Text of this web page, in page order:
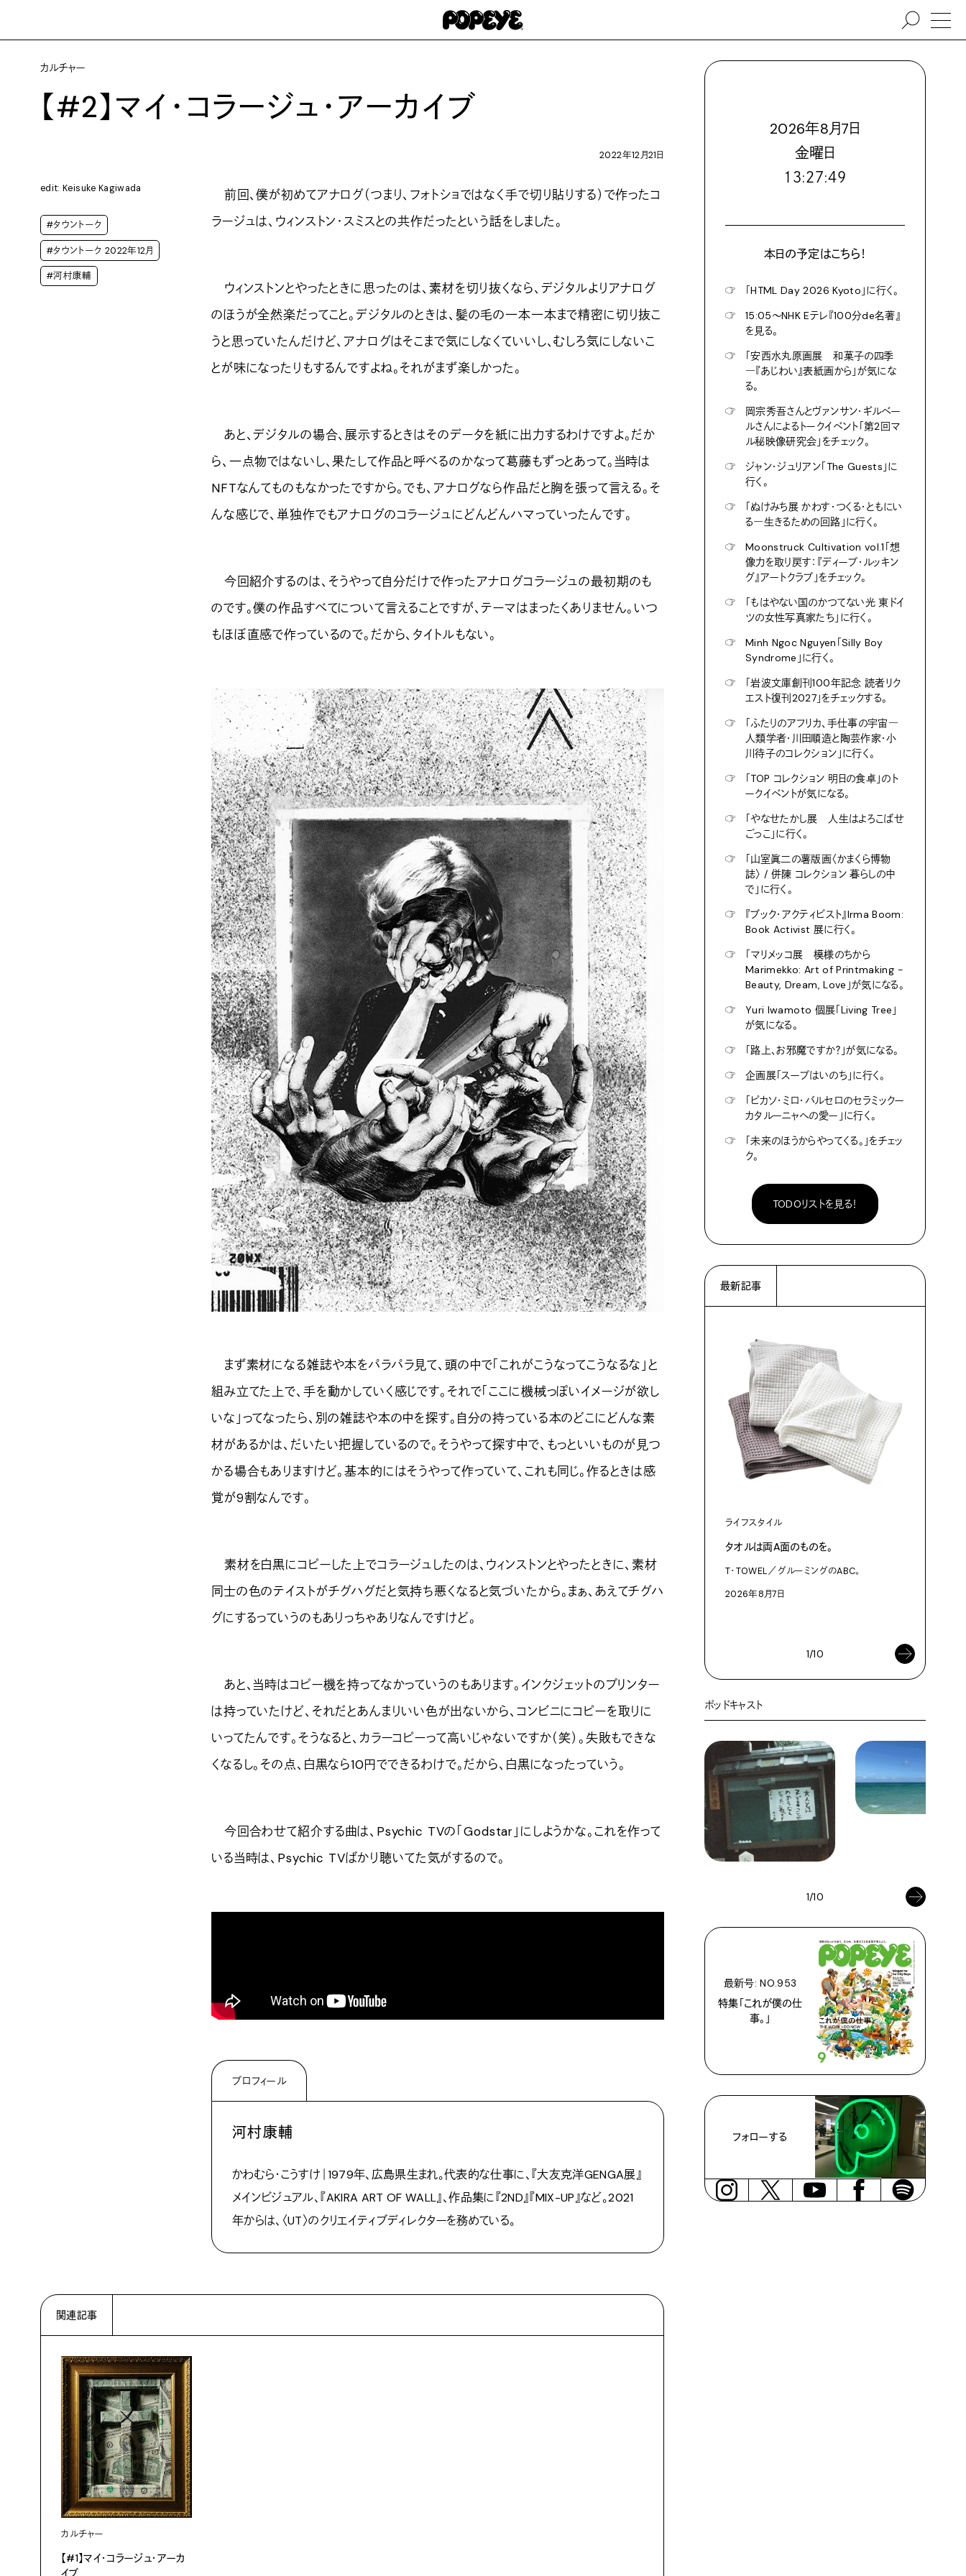
カルチャー
【#2】マイ・コラージュ・アーカイブ
2022年12月21日
edit: Keisuke Kagiwada
#タウントーク
#タウントーク 2022年12月
#河村康輔
前回、僕が初めてアナログ（つまり、フォトショではなく手で切り貼りする）で作ったコ
ラージュは、ウィンストン・スミスとの共作だったという話をしました。
ウィンストンとやったときに思ったのは、素材を切り抜くなら、デジタルよりアナログ
のほうが全然楽だってこと。デジタルのときは、髪の毛の一本一本まで精密に切り抜こ
うと思っていたんだけど、アナログはそこまで気にしなくていいし、むしろ気にしないこ
とが味になったりもするんですよね。それがまず楽しかった。
あと、デジタルの場合、展示するときはそのデータを紙に出力するわけですよ。だか
ら、一点物ではないし、果たして作品と呼べるのかなって葛藤もずっとあって。当時は
NFTなんてものもなかったですから。でも、アナログなら作品だと胸を張って言える。そ
んな感じで、単独作でもアナログのコラージュにどんどんハマっていったんです。
今回紹介するのは、そうやって自分だけで作ったアナログコラージュの最初期のも
のです。僕の作品すべてについて言えることですが、テーマはまったくありません。いつ
もほぼ直感で作っているので。だから、タイトルもない。
まず素材になる雑誌や本をパラパラ見て、頭の中で「これがこうなってこうなるな」と
組み立てた上で、手を動かしていく感じです。それで「ここに機械っぽいイメージが欲し
いな」ってなったら、別の雑誌や本の中を探す。自分の持っている本のどこにどんな素
材があるかは、だいたい把握しているので。そうやって探す中で、もっといいものが見つ
かる場合もありますけど。基本的にはそうやって作っていて、これも同じ。作るときは感
覚が9割なんです。
素材を白黒にコピーした上でコラージュしたのは、ウィンストンとやったときに、素材
同士の色のテイストがチグハグだと気持ち悪くなると気づいたから。まぁ、あえてチグハ
グにするっていうのもありっちゃありなんですけど。
あと、当時はコピー機を持ってなかっていうのもあります。インクジェットのプリンター
は持っていたけど、それだとあんまりいい色が出ないから、コンビニにコピーを取りに
いってたんです。そうなると、カラーコピーって高いじゃないですか（笑）。失敗もできな
くなるし。その点、白黒なら10円でできるわけで。だから、白黒になったっていう。
今回合わせて紹介する曲は、Psychic TVの「Godstar」にしようかな。これを作って
いる当時は、Psychic TVばかり聴いてた気がするので。
プロフィール
河村康輔
かわむら・こうすけ｜1979年、広島県生まれ。代表的な仕事に、『大友克洋GENGA展』
メインビジュアル、『AKIRA ART OF WALL』、作品集に『2ND』『MIX-UP』など。2021
年からは、〈UT〉のクリエイティブディレクターを務めている。
関連記事
カルチャー
【#1】マイ・コラージュ・アーカ
イブ
2026年8月7日
金曜日
１３:２７:５０
本日の予定はこちら！
☞
「HTML Day 2026 Kyoto」に行く。
☞
15:05〜NHK Eテレ『100分de名著』
を見る。
☞
「安西水丸原画展 和菓子の四季
―『あじわい』表紙画から」が気にな
る。
☞
岡宗秀吾さんとヴァンサン・ギルベー
ルさんによるトークイベント「第2回マ
ル秘映像研究会」をチェック。
☞
ジャン・ジュリアン「The Guests」に
行く。
☞
「ぬけみち展 かわす・つくる・ともにい
る―生きるための回路」に行く。
☞
Moonstruck Cultivation vol.1「想
像力を取り戻す：『ディープ・ルッキン
グ』アートクラブ」をチェック。
☞
「もはやない国のかつてない光 東ドイ
ツの女性写真家たち」に行く。
☞
Minh Ngoc Nguyen「Silly Boy
Syndrome」に行く。
☞
「岩波文庫創刊100年記念 読者リク
エスト復刊2027」をチェックする。
☞
「ふたりのアフリカ、手仕事の宇宙―
人類学者・川田順造と陶芸作家・小
川待子のコレクション」に行く。
☞
「TOP コレクション 明日の食卓」のト
ークイベントが気になる。
☞
「やなせたかし展 人生はよろこばせ
ごっこ」に行く。
☞
「山室眞二の薯版画〈かまくら博物
誌〉 / 併陳 コレクション 暮らしの中
で」に行く。
☞
『ブック・アクティビスト』Irma Boom:
Book Activist 展に行く。
☞
「マリメッコ展 模様のちから
Marimekko: Art of Printmaking -
Beauty, Dream, Love」が気になる。
☞
Yuri Iwamoto 個展「Living Tree」
が気になる。
☞
「路上、お邪魔ですか？」が気になる。
☞
企画展「スープはいのち」に行く。
☞
「ピカソ・ミロ・バルセロのセラミックー
カタルーニャへの愛ー」に行く。
☞
「未来のほうからやってくる。」をチェッ
ク。
TODOリストを見る！
最新記事
ライフスタイル
タオルは両A面のものを。
T・TOWEL／グルーミングのABC。
2026年8月7日
1/10
ポッドキャスト
1/10
最新号: NO.953
特集「これが僕の仕
事。」
フォローする